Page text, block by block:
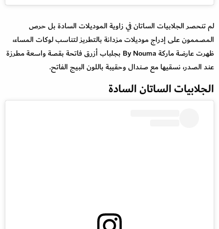
لم تنحصر الجلابيات الساتان في زاوية الموديلات السادة بل حرص
المصممون على إدراج موديلات مزدانة بالتطريز لتناسب لوكات المساء،
ظهرت عارضة ماركة By Nouma بجلباب أزرق فاتحة بقصة واسعة مطرزة
عند الصدر، نسقيها مع صندال وحقيبة باللون البيج الفاتح.
الجلابيات الساتان السادة